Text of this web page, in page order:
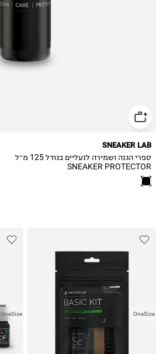
SNEAKER LAB
ספרי הגנה ושמירה לנעליים בגודל 125 מ״ל
SNEAKER PROTECTOR
OneSize
OneSize